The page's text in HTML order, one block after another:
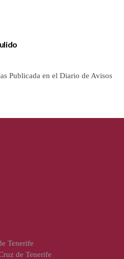
Publicada en el Diario de Avisos
Tenerife
de Tenerife